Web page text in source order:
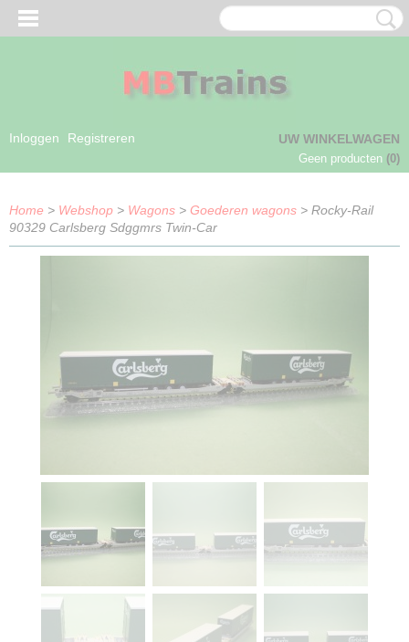
Inloggen Registreren UW WINKELWAGEN
Geen producten (0)
Home > Webshop > Wagons > Goederen wagons > Rocky-Rail
90329 Carlsberg Sdggmrs Twin-Car